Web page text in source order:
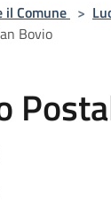
il Comune >
Bovio